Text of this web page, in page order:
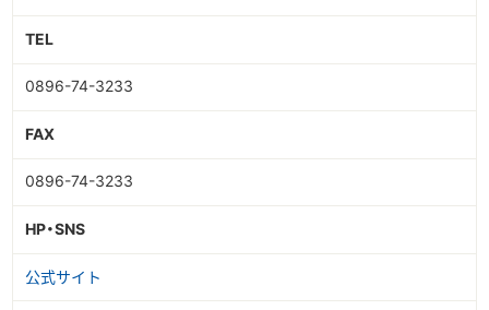
TEL
0896-74-3233
FAX
0896-74-3233
HP・SNS
公式サイト